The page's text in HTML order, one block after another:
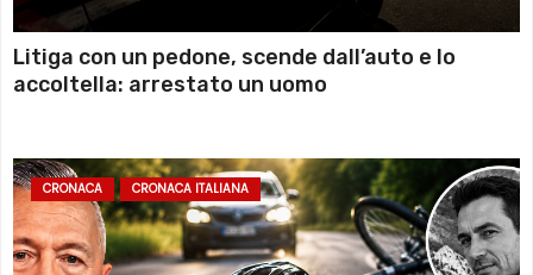
Litiga con un pedone, scende dall’auto e lo
accoltella: arrestato un uomo
CRONACA CRONACA ITALIANA